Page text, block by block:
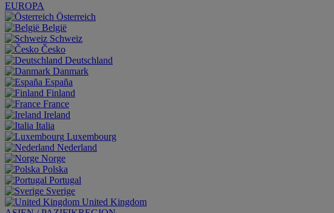
EUROPA
Österreich
België
Schweiz
Česko
Deutschland
Danmark
España
Finland
France
Ireland
Italia
Luxembourg
Nederland
Norge
Polska
Portugal
Sverige
United Kingdom